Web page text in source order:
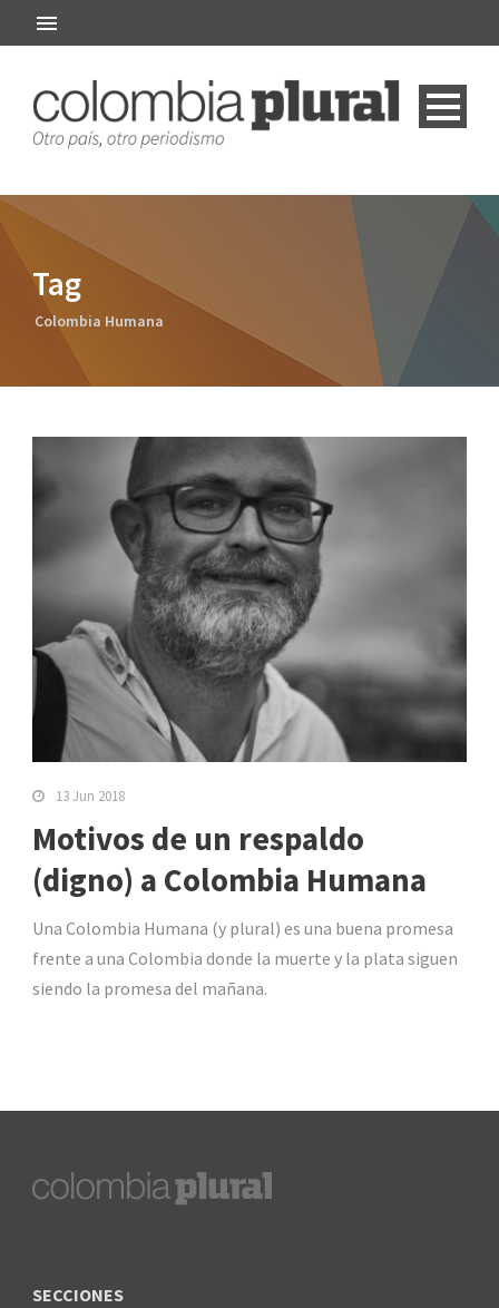
Tag
Colombia Humana
13 Jun 2018
Motivos de un respaldo
(digno) a Colombia Humana
Una Colombia Humana (y plural) es una buena promesa
frente a una Colombia donde la muerte y la plata siguen
siendo la promesa del mañana.
SECCIONES